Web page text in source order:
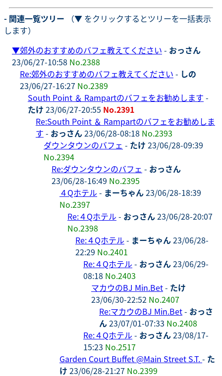
- 関連一覧ツリー （▼ をクリックするとツリーを一括表示
します）
▼郊外のおすすめのバフェ教えてください - おっさん
23/06/27-10:58 No.2388
Re:郊外のおすすめのバフェ教えてください - しの
23/06/27-16:27 No.2389
South Point ＆ Rampartのバフェをお勧めします -
たけ 23/06/27-20:55 No.2391
Re:South Point ＆ Rampartのバフェをお勧めしま
す - おっさん23/06/28-08:18 No.2393
ダウンタウンのバフェ - たけ 23/06/28-09:39
No.2394
Re:ダウンタウンのバフェ - おっさん
23/06/28-16:49 No.2395
４Qホテル - まーちゃん23/06/28-18:39
No.2397
Re:４Qホテル - おっさん23/06/28-20:07
No.2398
Re:４Qホテル - まーちゃん23/06/28-
22:29 No.2401
Re:４Qホテル - おっさん23/06/29-
08:18 No.2403
マカウのBJ Min.Bet- たけ
23/06/30-22:52 No.2407
Re:マカウのBJ Min.Bet- おっさ
ん23/07/01-07:33 No.2408
Re:４Qホテル - おっさん23/08/17-
15:23 No.2517
Garden Court Buffet @Main Street S.T.- た
け 23/06/28-21:27 No.2399